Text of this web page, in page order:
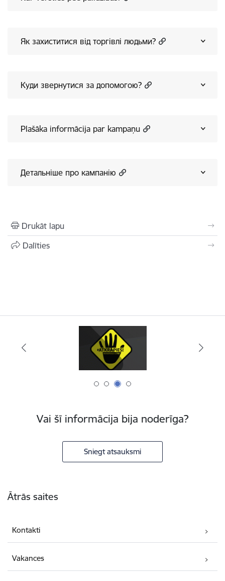
Як захиститися від торгівлі людьми?
Куди звернутися за допомогою?
Plašāka informācija par kampaņu
Детальніше про кампанію
Drukāt lapu
Dalīties
Vai šī informācija bija noderīga?
Sniegt atsauksmi
Ātrās saites
Kontakti
Vakances